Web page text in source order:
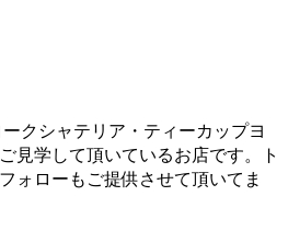
入をお考えの際は、しっかり育
っぷりに接しているブリーダー
が一番です。大阪府松原市のベ
ーテリアたちの育成・販売を経
ていますのでご安心ください。
やしつけのレクチャーも致しま
ご購入をお考えの際は、是非当
クシャテリア・ティーカップヨ
見学して頂いているお店です。ト
ォローもご提供させて頂いてま